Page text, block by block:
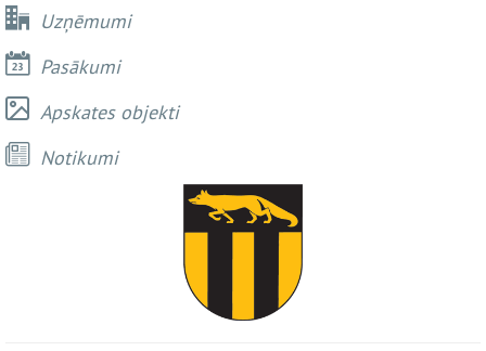
Uzņēmumi
Pasākumi
Apskates objekti
Notikumi